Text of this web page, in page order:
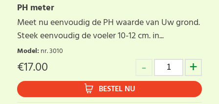
PH meter
Meet nu eenvoudig de PH waarde van Uw grond.
Steek eenvoudig de voeler 10-12 cm. in...
Model: nr. 3010
€17.00
BESTEL NU